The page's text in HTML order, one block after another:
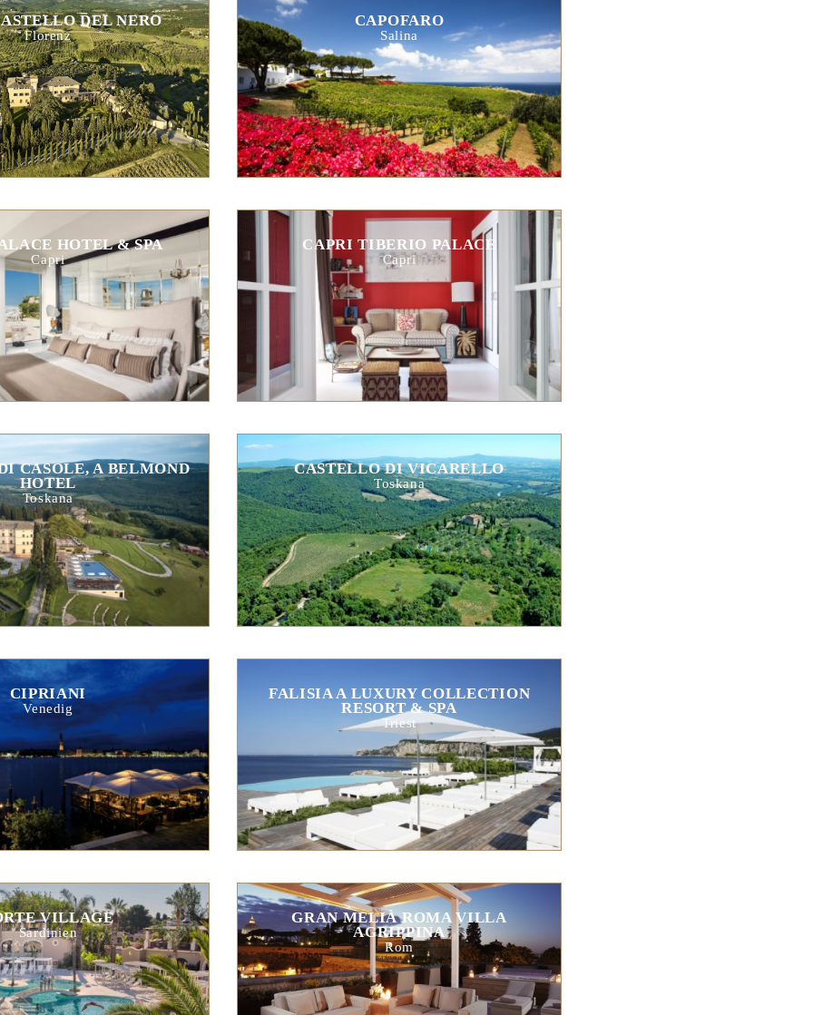
DEL NERO
Florenz
CAPOFARO
Salina
HOTEL & SPA
Capri
CAPRI TIBERIO PALACE
Capri
CASOLE, A BELMOND
HOTEL
Toskana
CASTELLO DI VICARELLO
Toskana
CIPRIANI
Venedig
FALISIA A LUXURY COLLECTION
RESORT & SPA
Triest
VILLAGE
Sardinien
GRAN MELIÀ ROMA VILLA
AGRIPPINA
Rom